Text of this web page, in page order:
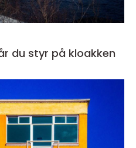
du styr på kloakken